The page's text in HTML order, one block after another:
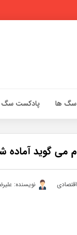
سگ ها پادکست سگ
می گوید آماده
نویسنده: